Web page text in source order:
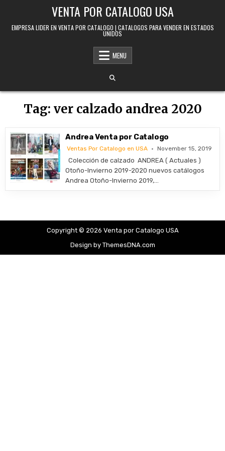
VENTA POR CATALOGO USA
EMPRESA LIDER EN VENTA POR CATALOGO | CATALOGOS PARA VENDER EN ESTADOS
UNIDOS
MENU
Tag: ver calzado andrea 2020
Andrea Venta por Catalogo
Ventas Por Catalogo en USA November 15, 2019
Colección de calzado ANDREA ( Actuales )
Otoño-Invierno 2019-2020 nuevos catálogos
Andrea Otoño-Invierno 2019,…
Copyright © 2026 Venta por Catalogo USA
Design by ThemesDNA.com